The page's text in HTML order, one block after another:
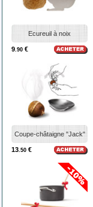
Ecureuil à noix
9.90 €
Coupe-châtaigne "Jack"
13.50 €